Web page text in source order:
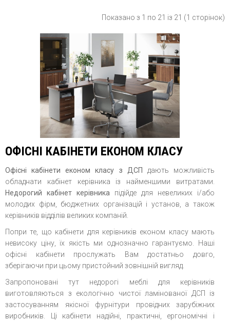
Показано з 1 по 21 із 21 (1 сторінок)
ОФІСНІ КАБІНЕТИ ЕКОНОМ КЛАСУ
Офісні кабінети економ класу з ДСП
дають можливість
обладнати кабінет керівника із найменшими витратами.
Недорогий кабінет керівника підійде для невеликих і/або
молодих фірм, бюджетних організацій і установ, а також
керівників відділів великих компаній.
Попри те, що кабінети для керівників економ класу мають
невисоку ціну, їх якість ми однозначно гарантуємо. Наші
офісні кабінети прослужать Вам достатньо довго,
зберігаючи при цьому пристойний зовнішній вигляд.
Запропоновані тут недорогі меблі для керівників
виготовляються з екологічно чистої ламінованої ДСП із
застосуванням якісної фурнітури провідних зарубіжних
виробників. Ці кабінети надійні, практичні, ергономічні і